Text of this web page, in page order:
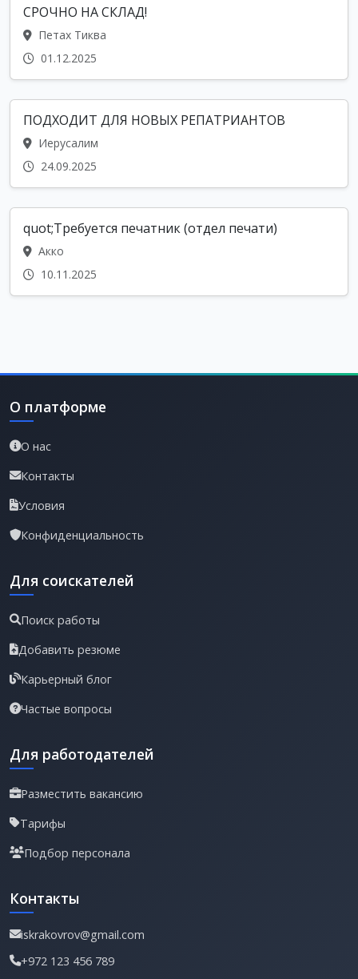
СРОЧНО НА СКЛАД!
Петах Тиква
01.12.2025
ПОДХОДИТ ДЛЯ НОВЫХ РЕПАТРИАНТОВ
Иерусалим
24.09.2025
quot;Требуется печатник (отдел печати)
Акко
10.11.2025
О платформе
О нас
Контакты
Условия
Конфиденциальность
Для соискателей
Поиск работы
Добавить резюме
Карьерный блог
Частые вопросы
Для работодателей
Разместить вакансию
Тарифы
Подбор персонала
Контакты
iskrakovrov@gmail.com
+972 123 456 789